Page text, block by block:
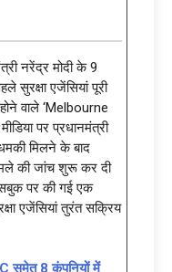
नरेंद्र मोदी के 9
सुरक्षा एजेंसियां पूरी
वाले ‘Melbourne
पर प्रधानमंत्री
मिलने के बाद
की जांच शुरू कर दी
पर की गई एक
एजेंसियां तुरंत सक्रिय
समेत 8 कंपनियों में